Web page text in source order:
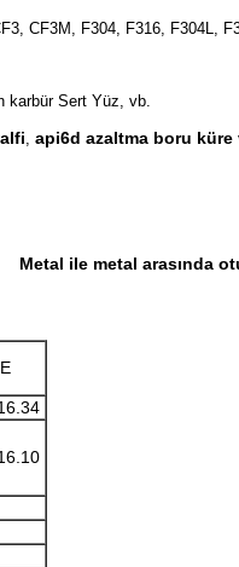
CF3M, F304, F316, F304L,
karbür Sert Yüz, vb.
, api6d azaltma boru küre
Metal ile metal arasında